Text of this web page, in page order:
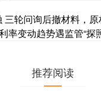
三轮问询后撤材料，
率变动趋势遇监管“探
推荐阅读